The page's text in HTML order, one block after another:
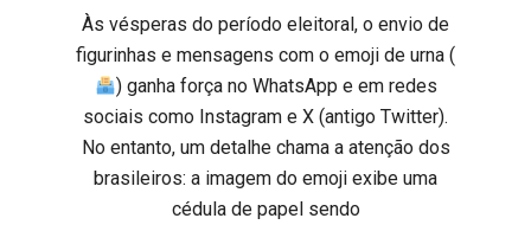
Às vésperas do período eleitoral, o envio de
figurinhas e mensagens com o emoji de urna (
) ganha força no WhatsApp e em redes
sociais como Instagram e X (antigo Twitter).
No entanto, um detalhe chama a atenção dos
brasileiros: a imagem do emoji exibe uma
cédula de papel sendo